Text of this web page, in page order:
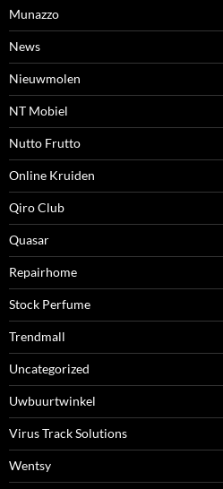
Munazzo
News
Nieuwmolen
NT Mobiel
Nutto Frutto
Online Kruiden
Qiro Club
Quasar
Repairhome
Stock Perfume
Trendmall
Uncategorized
Uwbuurtwinkel
Virus Track Solutions
Wentsy